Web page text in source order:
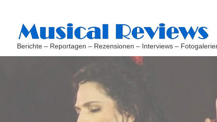
Berichte – Reportagen – Rezensionen – Interviews –